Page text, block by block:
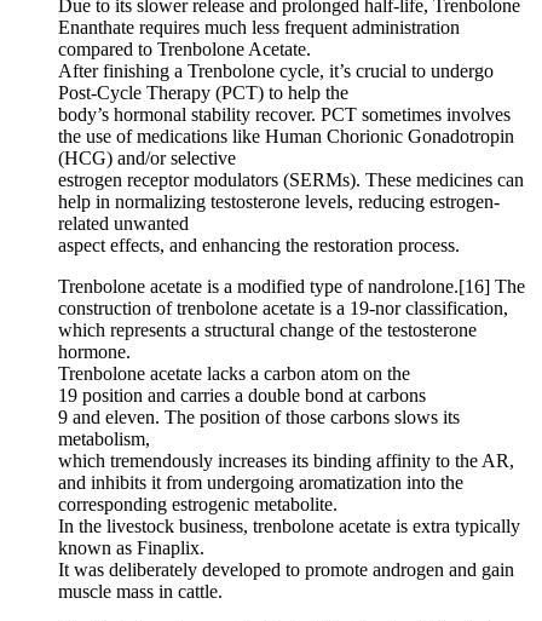
Due to its slower release and prolonged half-life, Trenbolone
Enanthate requires much less frequent administration
compared to Trenbolone Acetate.
After finishing a Trenbolone cycle, it’s crucial to undergo
Post-Cycle Therapy (PCT) to help the
body’s hormonal stability recover. PCT sometimes involves
the use of medications like Human Chorionic Gonadotropin
(HCG) and/or selective
estrogen receptor modulators (SERMs). These medicines can
help in normalizing testosterone levels, reducing estrogen-
related unwanted
aspect effects, and enhancing the restoration process.
Trenbolone acetate is a modified type of nandrolone.[16] The
construction of trenbolone acetate is a 19-nor classification,
which represents a structural change of the testosterone
hormone.
Trenbolone acetate lacks a carbon atom on the
19 position and carries a double bond at carbons
9 and eleven. The position of those carbons slows its
metabolism,
which tremendously increases its binding affinity to the AR,
and inhibits it from undergoing aromatization into the
corresponding estrogenic metabolite.
In the livestock business, trenbolone acetate is extra typically
known as Finaplix.
It was deliberately developed to promote androgen and gain
muscle mass in cattle.